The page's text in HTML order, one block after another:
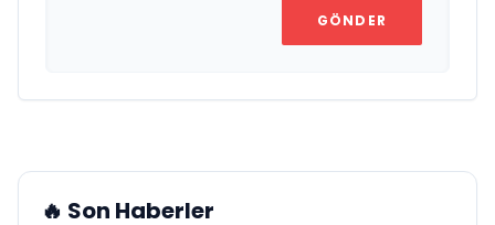
GÖNDER
🔥 Son Haberler